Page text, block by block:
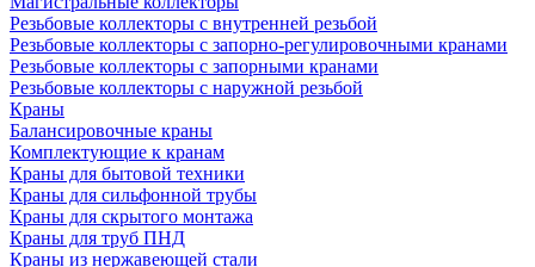
Резьбовые коллекторы с внутренней резьбой
Резьбовые коллекторы с запорно-регулировочными кранами
Резьбовые коллекторы с запорными кранами
Резьбовые коллекторы с наружной резьбой
Краны
Балансировочные краны
Комплектующие к кранам
Краны для бытовой техники
Краны для сильфонной трубы
Краны для скрытого монтажа
Краны для труб ПНД
Краны из нержавеющей стали